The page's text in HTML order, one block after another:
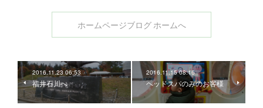
ホームページブログ ホームへ
2016.11.23 06:53
福井石川へ
2016.11.15 08:16
ヘッドスパのみのお客様